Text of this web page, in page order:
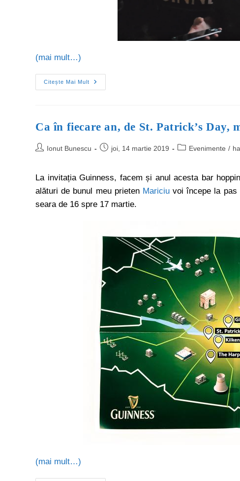
(mai mult…)
Citește Mai Mult
Ca în fiecare an, de St. Patrick’s Day,
Ionut Bunescu joi, 14 martie 2019 Evenimente /
La invitația Guinness, facem și anul acesta bar
alături de bunul meu prieten Mariciuvoi începe la pas
seara de 16 spre 17 martie.
(mai mult…)